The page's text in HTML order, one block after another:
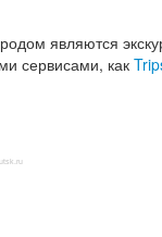
являются
сервисами, как